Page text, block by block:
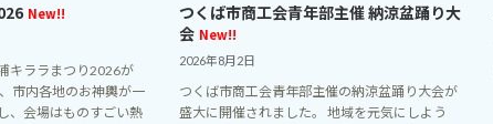
New!!
キララまつり2026が
市内各地のお神輿が一
、会場はものすごい熱
つくば市商工会青年部主催 納涼盆踊り大
会 New!!
2026年8月2日
つくば市商工会青年部主催の納涼盆踊り大会が
盛大に開催されました。 地域を元気にしよう